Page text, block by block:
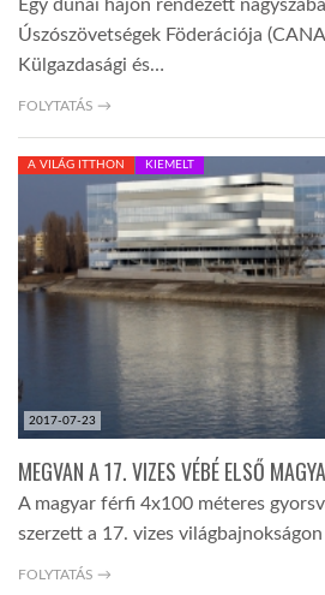
Egy dunai hajón rendezett
Úszószövetségek Föderációja
Külgazdasági és…
FOLYTATÁS →
2017-07-23
A VILÁG ITTHON KIEMELT
MEGVAN A 17. VIZES VÉBÉ ELSŐ
A magyar férfi 4x100 méteres
szerzett a 17. vizes
FOLYTATÁS →